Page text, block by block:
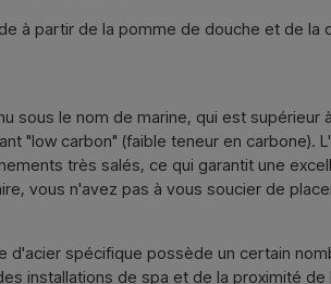
à partir de la pomme de douche et de la
sous le nom de marine, qui est supérieur
"low carbon" (faible teneur en carbone).
très salés, ce qui garantit une
vous n'avez pas à vous soucier de
d'acier spécifique possède un certain
installations de spa et de la proximité de